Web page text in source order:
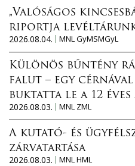
„Valóságos
riportja
2026.08.04.
MNL GyMSMGyL
Különös bűntény
falut – egy
buktatta le a 12
2026.08.03.
MNL ZML
A kutató- és
zárvatartása
2026.08.03.
MNL HML